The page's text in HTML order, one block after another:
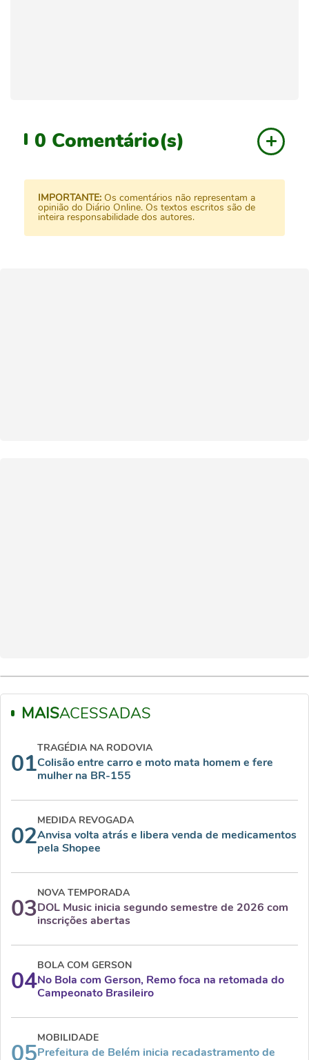
0 Comentário(s)
IMPORTANTE: Os comentários não representam a
opinião do Diário Online. Os textos escritos são de
inteira responsabilidade dos autores.
MAISACESSADAS
01
TRAGÉDIA NA RODOVIA
Colisão entre carro e moto mata homem e fere
mulher na BR-155
02
MEDIDA REVOGADA
Anvisa volta atrás e libera venda de medicamentos
pela Shopee
03
NOVA TEMPORADA
DOL Music inicia segundo semestre de 2026 com
inscrições abertas
04
BOLA COM GERSON
No Bola com Gerson, Remo foca na retomada do
Campeonato Brasileiro
05
MOBILIDADE
Prefeitura de Belém inicia recadastramento de